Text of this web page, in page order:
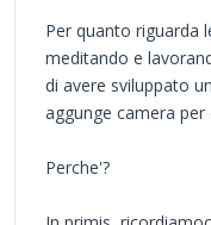
Per quanto riguarda
meditando e
di avere sviluppato
aggunge camera per
Perche'?